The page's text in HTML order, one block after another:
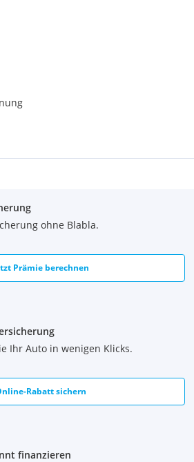
ohne Blabla.
Prämie berechnen
Ihr Auto in wenigen Klicks.
Rabatt sichern
finanzieren